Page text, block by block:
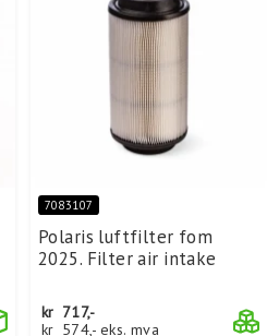
7083107
Polaris luftfilter fom
2025. Filter air intake
kr 717,-
kr 574,- eks. mva